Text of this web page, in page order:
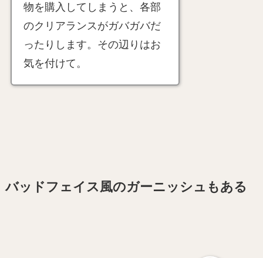
物を購入してしまうと、各部
のクリアランスがガバガバだ
ったりします。その辺りはお
気を付けて。
バッドフェイス風のガーニッシュもある